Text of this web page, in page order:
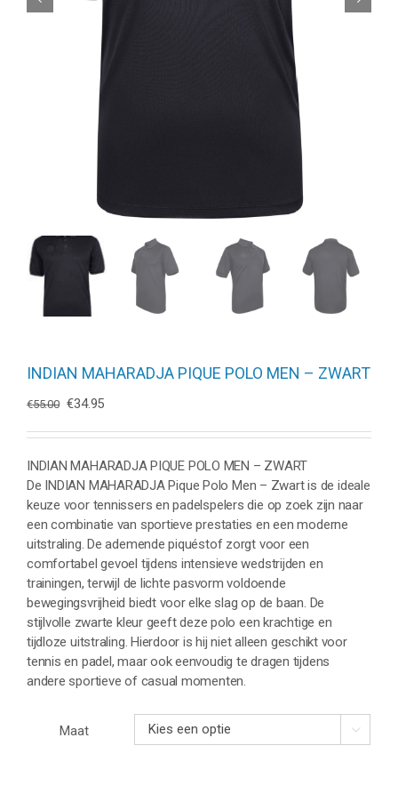
INDIAN MAHARADJA PIQUE POLO MEN – ZWART
€55.00 Oorspronkelijke
was:
€55.00.
€34.95Huidige
is:
€34.95.
INDIAN MAHARADJA PIQUE POLO MEN – ZWART
De INDIAN MAHARADJA Pique Polo Men – Zwart is de ideale
keuze voor tennissers en padelspelers die op zoek zijn naar
een combinatie van sportieve prestaties en een moderne
uitstraling. De ademende piquéstof zorgt voor een
comfortabel gevoel tijdens intensieve wedstrijden en
trainingen, terwijl de lichte pasvorm voldoende
bewegingsvrijheid biedt voor elke slag op de baan. De
stijlvolle zwarte kleur geeft deze polo een krachtige en
tijdloze uitstraling. Hierdoor is hij niet alleen geschikt voor
tennis en padel, maar ook eenvoudig te dragen tijdens
andere sportieve of casual momenten.
Maat 